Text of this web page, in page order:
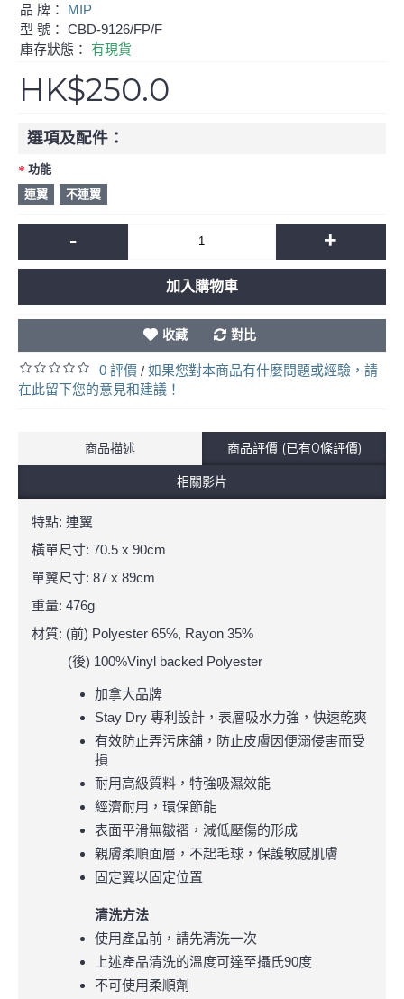
品 牌： MIP
型 號： CBD-9126/FP/F
庫存狀態： 有現貨
HK$250.0
選項及配件：
功能
連翼
不連翼
- +
加入購物車
收藏 對比
0 評價 / 如果您對本商品有什麼問題或經驗，請
在此留下您的意見和建議！
商品描述 商品評價 (已有0條評價)
相關影片
特點: 連翼
橫單尺寸: 70.5 x 90cm
單翼尺寸: 87 x 89cm
重量: 476g
材質: (前) Polyester 65%, Rayon 35%
(後) 100%Vinyl backed Polyester
加拿大品牌
Stay Dry 專利設計，表層吸水力強，快速乾爽
有效防止弄污床舖，防止皮膚因便溺侵害而受
損
耐用高級質料，特強吸濕效能
經濟耐用，環保節能
表面平滑無皺褶，減低壓傷的形成
親膚柔順面層，不起毛球，保護敏感肌膚
固定翼以固定位置
清洗方法
使用產品前，請先清洗一次
上述產品清洗的溫度可達至攝氏90度
不可使用柔順劑